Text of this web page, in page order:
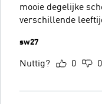
mooie degelijke
verschillende
sw27
Nuttig? 0 0